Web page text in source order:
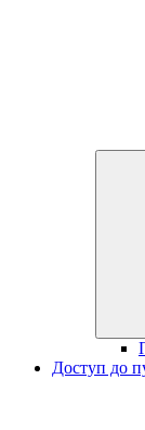
Доступ до